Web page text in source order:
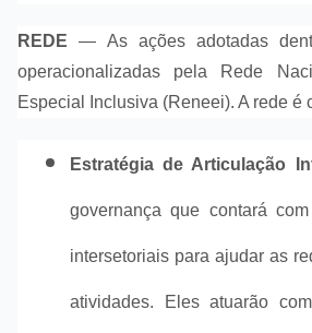
REDE — As ações adotadas
operacionalizadas pela Rede
Especial Inclusiva (Reneei). A rede é
Estratégia de Articulação
governança que contará
intersetoriais para ajudar as
atividades. Eles atuarão